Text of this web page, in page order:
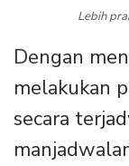
Lebih
Dengan
melakukan
secara